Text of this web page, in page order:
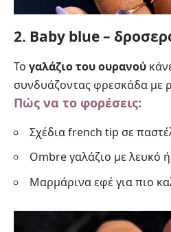
2. Baby blue –
Το γαλάζιο του ουρανού
συνδυάζοντας φρεσκάδα με
Πώς να το φορέσεις:
Σχέδια french tip σε
Ombre γαλάζιο με λευκό
Μαρμάρινα εφέ για πιο